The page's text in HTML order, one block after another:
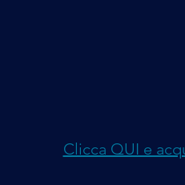
Clicca QUI e